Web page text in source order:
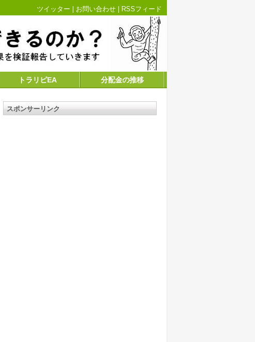
ツイッター お問い合わせ RSSフィード
トラリピEA 分配金の推移
スポンサーリンク